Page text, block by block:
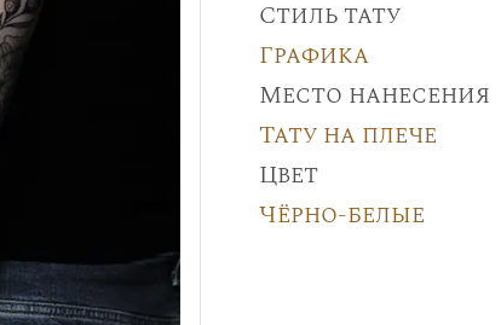
Стиль тату
Графика
Место нанесения
Тату на плече
Цвет
Чёрно-белые